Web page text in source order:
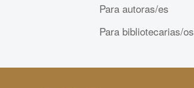
Para autoras/es
Para bibliotecarias/os